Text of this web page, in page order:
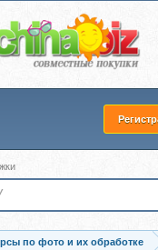
по фото и их обработке